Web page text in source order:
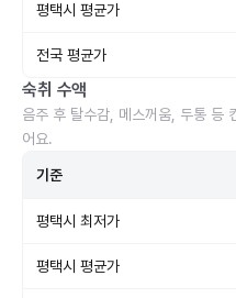
평택시 평균가
전국 평균가
숙취 수액
음주 후 탈수감, 메스꺼움, 두통 등
어요.
기준
평택시 최저가
평택시 평균가